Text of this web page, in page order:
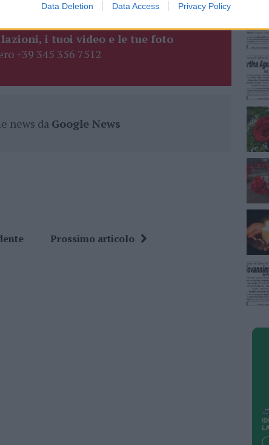
Data Deletion Data Access Privacy Policy
i tuoi video e le tue foto
+39 345 356 7512
news da Google News
Prossimo articolo